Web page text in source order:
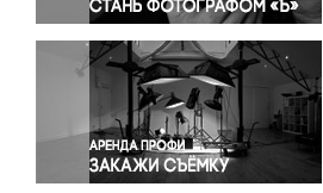
Религия
Светская жизнь
Спорт
Экология
Экономика и бизнес